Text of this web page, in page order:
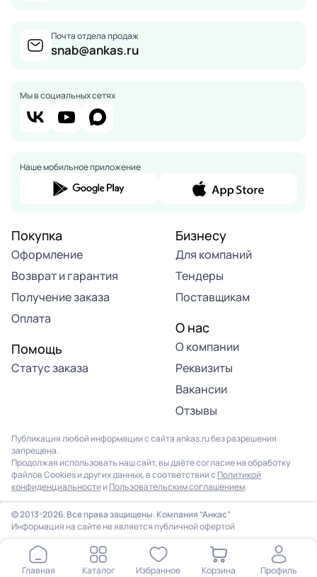
Почта отдела продаж
snab@ankas.ru
Мы в социальных сетях
Наше мобильное приложение
Покупка
Оформление
Возврат и гарантия
Получение заказа
Оплата
Помощь
Статус заказа
Бизнесу
Для компаний
Тендеры
Поставщикам
О нас
О компании
Реквизиты
Вакансии
Отзывы
Публикация любой информации с сайта ankas.ru без разрешения
запрещена.
Продолжая использовать наш сайт, вы даёте согласие на обработку
файлов Cookies и других данных, в соответствии с Политикой
конфиденциальности и Пользовательским соглашением.
© 2013-2026. Все права защищены. Компания “Анкас”
Информация на сайте не является публичной офертой
Главная Каталог Избранное Корзина Профиль